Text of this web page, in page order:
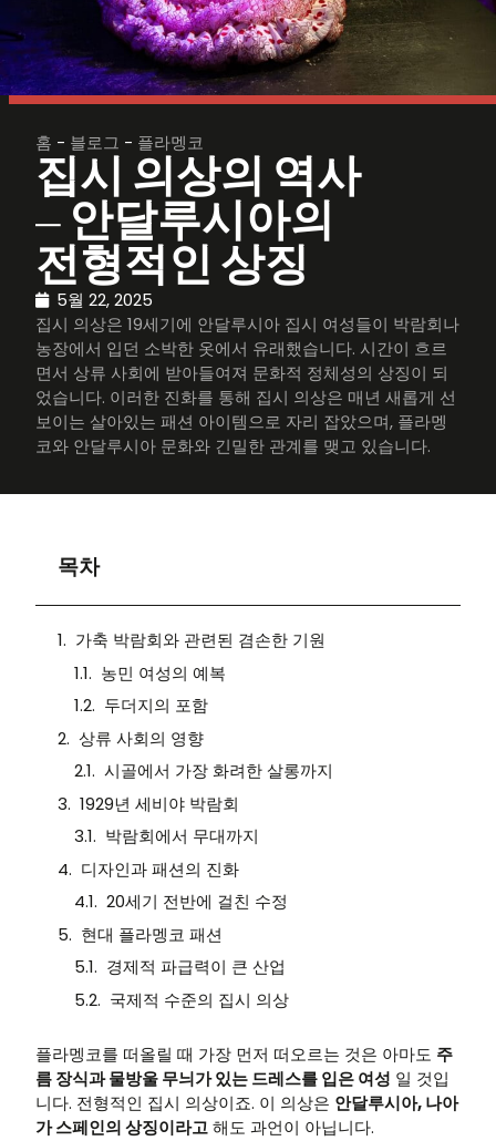
홈 - 블로그 - 플라멩코
집시 의상의 역사
– 안달루시아의
전형적인 상징
5월 22, 2025
집시 의상은 19세기에 안달루시아 집시 여성들이 박람회나
농장에서 입던 소박한 옷에서 유래했습니다. 시간이 흐르
면서 상류 사회에 받아들여져 문화적 정체성의 상징이 되
었습니다. 이러한 진화를 통해 집시 의상은 매년 새롭게 선
보이는 살아있는 패션 아이템으로 자리 잡았으며, 플라멩
코와 안달루시아 문화와 긴밀한 관계를 맺고 있습니다.
목차
가축 박람회와 관련된 겸손한 기원
농민 여성의 예복
두더지의 포함
상류 사회의 영향
시골에서 가장 화려한 살롱까지
1929년 세비야 박람회
박람회에서 무대까지
디자인과 패션의 진화
20세기 전반에 걸친 수정
현대 플라멩코 패션
경제적 파급력이 큰 산업
국제적 수준의 집시 의상
플라멩코를 떠올릴 때 가장 먼저 떠오르는 것은 아마도 주
름 장식과 물방울 무늬가 있는 드레스를 입은 여성 일 것입
니다. 전형적인 집시 의상이죠. 이 의상은 안달루시아, 나아
가 스페인의 상징이라고해도 과언이 아닙니다.